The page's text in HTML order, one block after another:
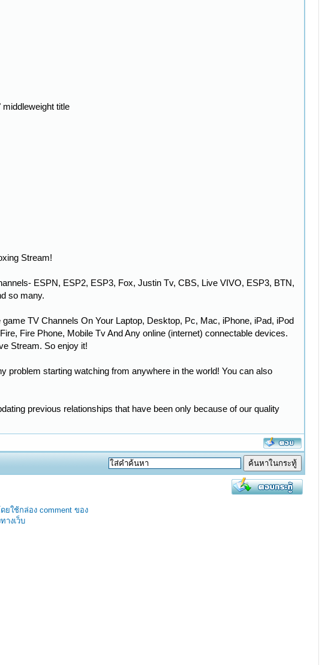
title
Stream!
ESPN, ESP2, ESP3, Fox, Justin Tv, CBS, Live VIVO, ESP3, BTN,
so many.
TV Channels On Your Laptop, Desktop, Pc, Mac, iPhone, iPad, iPod
Fire Phone, Mobile Tv And Any online (internet) connectable devices.
Stream. So enjoy it!
problem starting watching from anywhere in the world! You can also
previous relationships that have been only because of our quality
ยใช้กล่อง comment ของ
างเว็บ